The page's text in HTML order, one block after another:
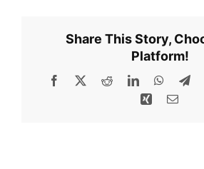
Share This Story,
Platform!
Facebook Reddit LinkedIn
Xing